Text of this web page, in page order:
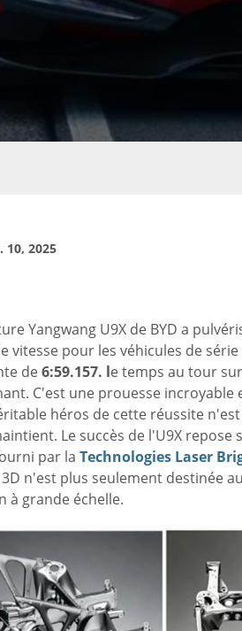
10, 2025
Yangwang U9X de BYD a
vitesse pour les véhicules de
de6:59.157. le temps au tour
C'est une prouesse incroyable
héros de cette réussite
Le succès de l'U9X repose
par la Technologies Laser
n'est plus seulement destinée
à grande échelle.